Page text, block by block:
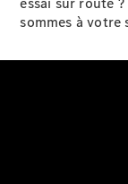
utilitaire
Offres
sommes à votre